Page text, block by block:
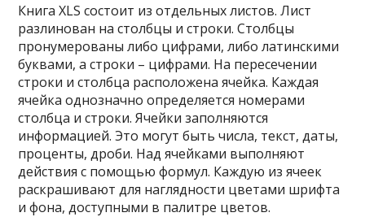
Книга XLS состоит из отдельных листов. Лист
разлинован на столбцы и строки. Столбцы
пронумерованы либо цифрами, либо латинскими
буквами, а строки – цифрами. На пересечении
строки и столбца расположена ячейка. Каждая
ячейка однозначно определяется номерами
столбца и строки. Ячейки заполняются
информацией. Это могут быть числа, текст, даты,
проценты, дроби. Над ячейками выполняют
действия с помощью формул. Каждую из ячеек
раскрашивают для наглядности цветами шрифта
и фона, доступными в палитре цветов.